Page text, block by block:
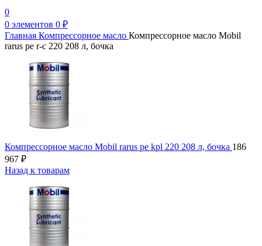
0
0 элементов 0 ₽
Главная Компрессорное масло Компрессорное масло Mobil
rarus pe r-c 220 208 л, бочка
Компрессорное масло Mobil rarus pe kpl 220 208 л, бочка 186
967 ₽
Назад к товарам